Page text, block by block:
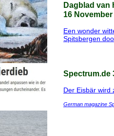
Dagblad van
16 November
Een wonder
Spitsbergen
Spectrum.de
Der Eisbär wird
German magazine